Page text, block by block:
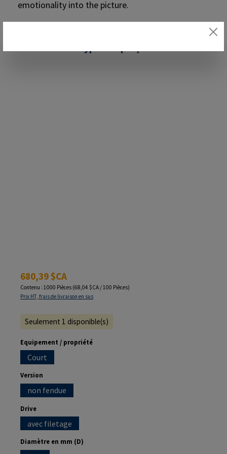
Prix régulier :
680,39 $CA
Contenu : 1000 Pièces (68,04 $CA / 100 Pièces)
Prix HT, frais de livraison en sus
Seulement 1 disponible(s)
Sélectionnez
Equipement / propriété
Court
Sélectionnez
Version
non fendue
Sélectionnez
Drive
avec filetage
Sélectionnez
Diamètre en mm (D)